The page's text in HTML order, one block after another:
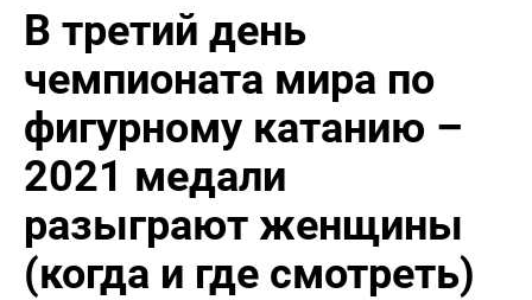
В третий день
чемпионата мира по
фигурному катанию –
2021 медали
разыграют женщины
(когда и где смотреть)